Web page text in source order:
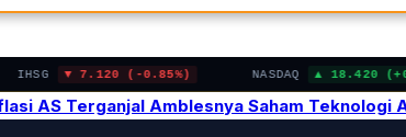
7.120 (-0.85%) NASDAQ 18.420
AS Terganjal Amblesnya Saham Teknologi